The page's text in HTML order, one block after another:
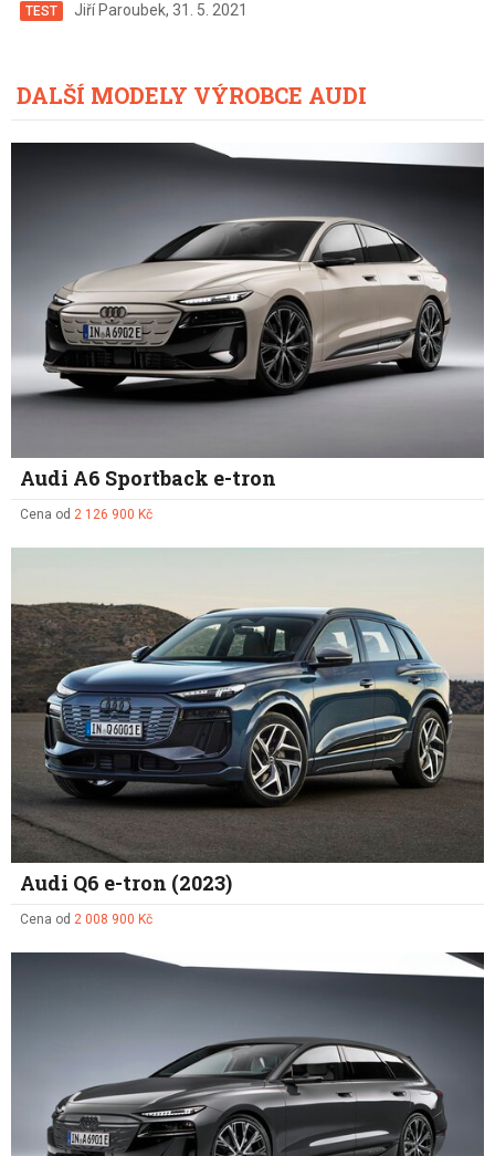
TEST Jiří Paroubek, 31. 5. 2021
DALŠÍ MODELY VÝROBCE AUDI
Audi A6 Sportback e-tron
Cena od 2 126 900 Kč
Audi Q6 e-tron (2023)
Cena od 2 008 900 Kč